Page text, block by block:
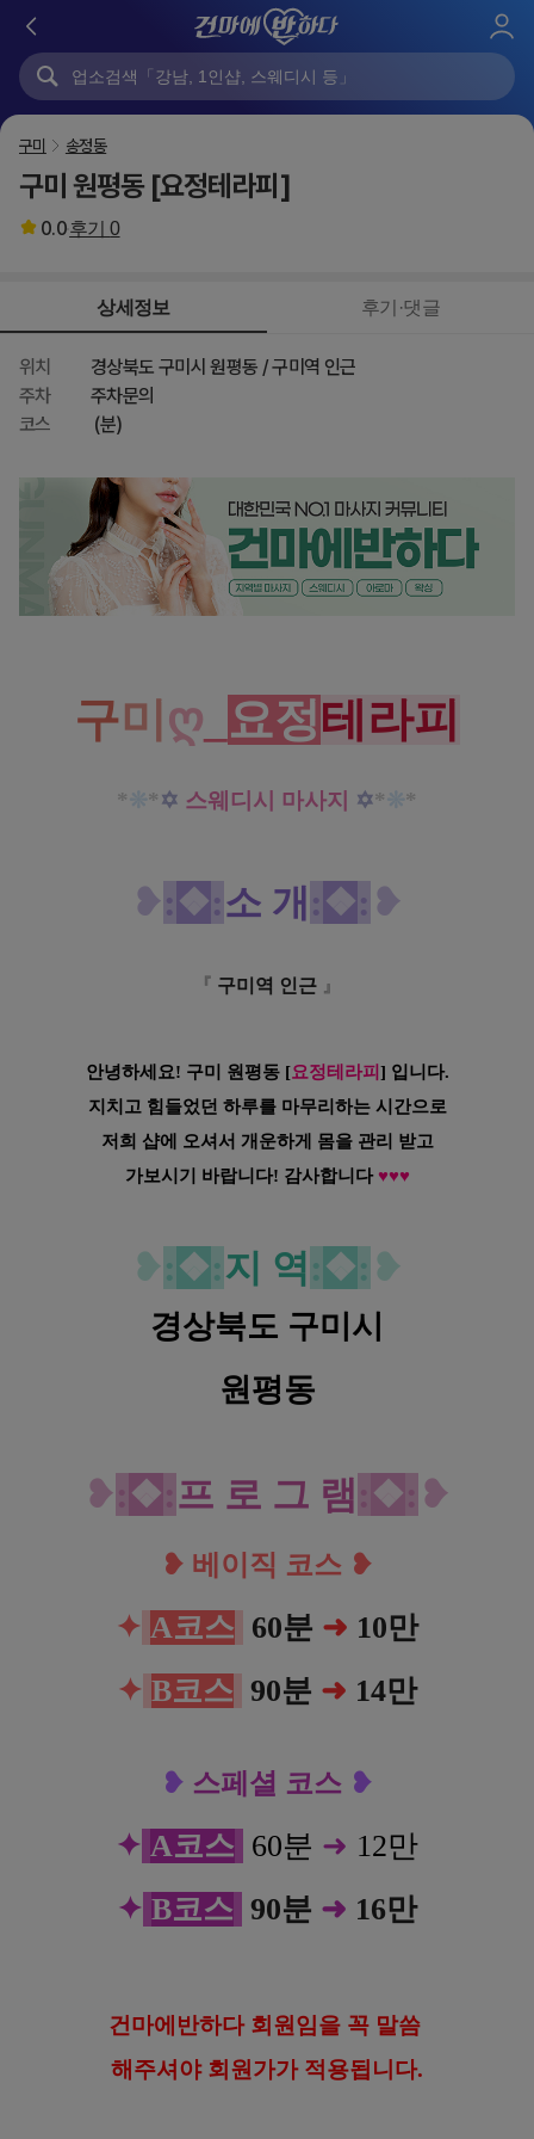
로
구미 송정동
구미 원평동 [요정테라피]
0.0후기0
상세정보 후기·댓글
위치
경상북도 구미시 원평동 / 구미역 인근
주차
주차문의
코스
(분)
구미 ღ 요정테라피
* *✡ 스웨디시 마사지 ✡* *
❥:❖:소 개 :❖: ❥
『 구미역 인근 』
안녕하세요! 구미 원평동 [요정테라피 ] 입니다.
지치고 힘들었던 하루를 마무리하는 시간으로
저희 샵에 오셔서 개운하게 몸을 관리 받고
가보시기 바랍니다! 감사합니다♥♥♥
❥:❖:지 역:❖: ❥
경상북도 구미시
원평동
❥ ❖ 프 로 그 램 ❖ ❥
❥ 베이직 코스 ❥
✦ A코스 60분 ➜ 10만
✦ B코스 90분 ➜ 14만
❥ 스페셜 코스 ❥
✦ A코스 60분 ➜ 12만
✦ B코스 90분 ➜ 16만
건마에반하다 회원임을 꼭 말씀
해 주셔야 회원가가 적용됩니다.